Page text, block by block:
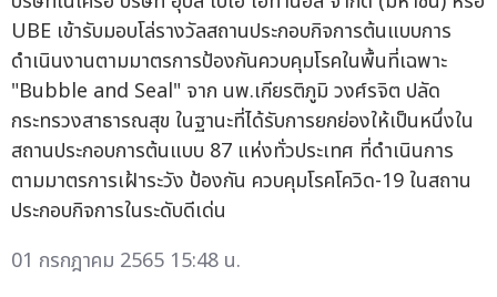
UBE เข้ารับมอบโล่รางวัลสถานประกอบกิจการต้นแบบการ
ดำเนินงานตามมาตรการป้องกันควบคุมโรคในพื้นที่เฉพาะ
"Bubble and Seal" จาก นพ.เกียรติภูมิ วงศ์รจิต ปลัด
กระทรวงสาธารณสุข ในฐานะที่ได้รับการยกย่องให้เป็นหนึ่งใน
สถานประกอบการต้นแบบ 87 แห่งทั่วประเทศ ที่ดำเนินการ
ตามมาตรการเฝ้าระวัง ป้องกัน ควบคุมโรคโควิด-19 ในสถาน
ประกอบกิจการในระดับดีเด่น
01 กรกฎาคม 2565 15:48 น.